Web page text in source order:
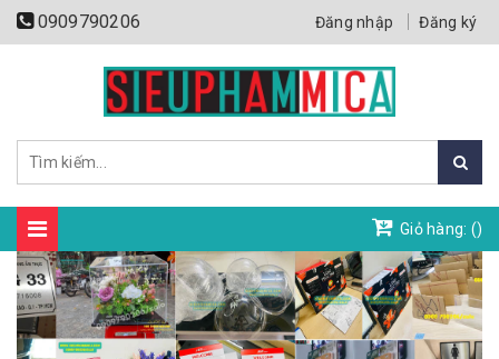
0909790206 Đăng nhập Đăng ký
Giỏ hàng: ()